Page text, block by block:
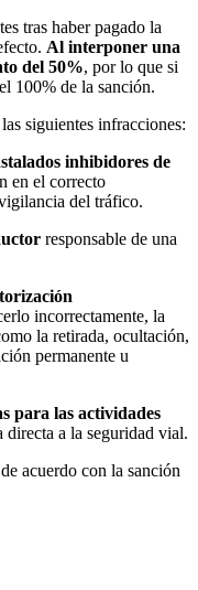
tras haber pagado la
Al interponer una
del 50%, por lo que si
100% de la sanción.
siguientes infracciones:
inhibidores de
en el correcto
del tráfico.
responsable de una
incorrectamente, la
la retirada, ocultación,
permanente u
para las actividades
directa a la seguridad vial.
acuerdo con la sanción